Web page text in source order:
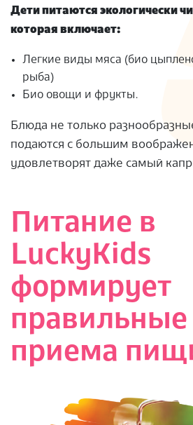
Дети питаются экологически
которая включает:
Легкие виды мяса (био
рыба)
Био овощи и фрукты.
Блюда не только
подаются с большим
удовлетворят даже самый
Питание в
LuckyKids
формирует
приема